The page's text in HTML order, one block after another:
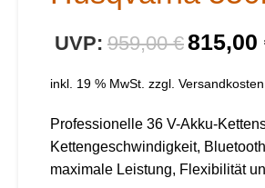
959,00€815,00
inkl. 19 % MwSt. zzgl. Versandkosten
Professionelle 36 V-Akku-
Kettengeschwindigkeit,
maximale Leistung, Flexibilität